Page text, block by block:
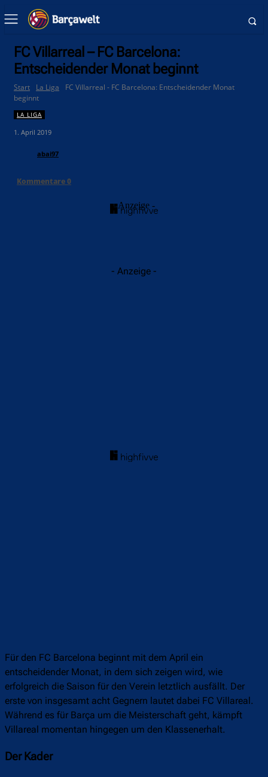
FC Villarreal – FC Barcelona:
Entscheidender Monat beginnt
Start La Liga
FC Villarreal - FC Barcelona: Entscheidender Monat
beginnt
LA LIGA
1. April 2019
abai97
Kommentare0
- Anzeige -
- Anzeige -
Für den FC Barcelona beginnt mit dem April ein
entscheidender Monat, in dem sich zeigen wird, wie
erfolgreich die Saison für den Verein letztlich ausfällt. Der
erste von insgesamt acht Gegnern lautet dabei FC Villareal.
Während es für Barça um die Meisterschaft geht, kämpft
Villareal momentan hingegen um den Klassenerhalt.
Der Kader